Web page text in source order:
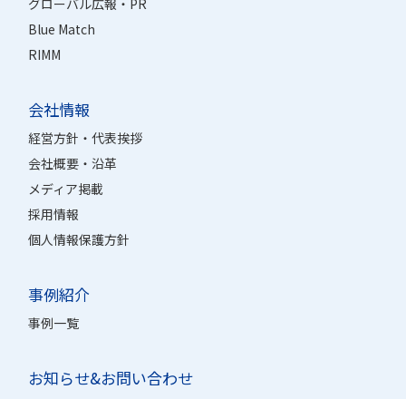
グローバル広報・PR
Blue Match
RIMM
会社情報
経営方針・代表挨拶
会社概要・沿革
メディア掲載
採用情報
個人情報保護方針
事例紹介
事例一覧
お知らせ&お問い合わせ